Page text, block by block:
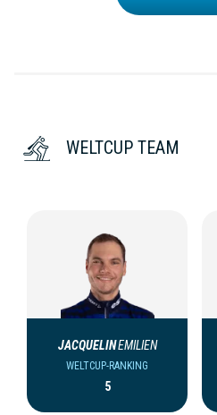
WELTCUP TEAM
JACQUELINEMILIEN
WELTCUP-RANKING
5